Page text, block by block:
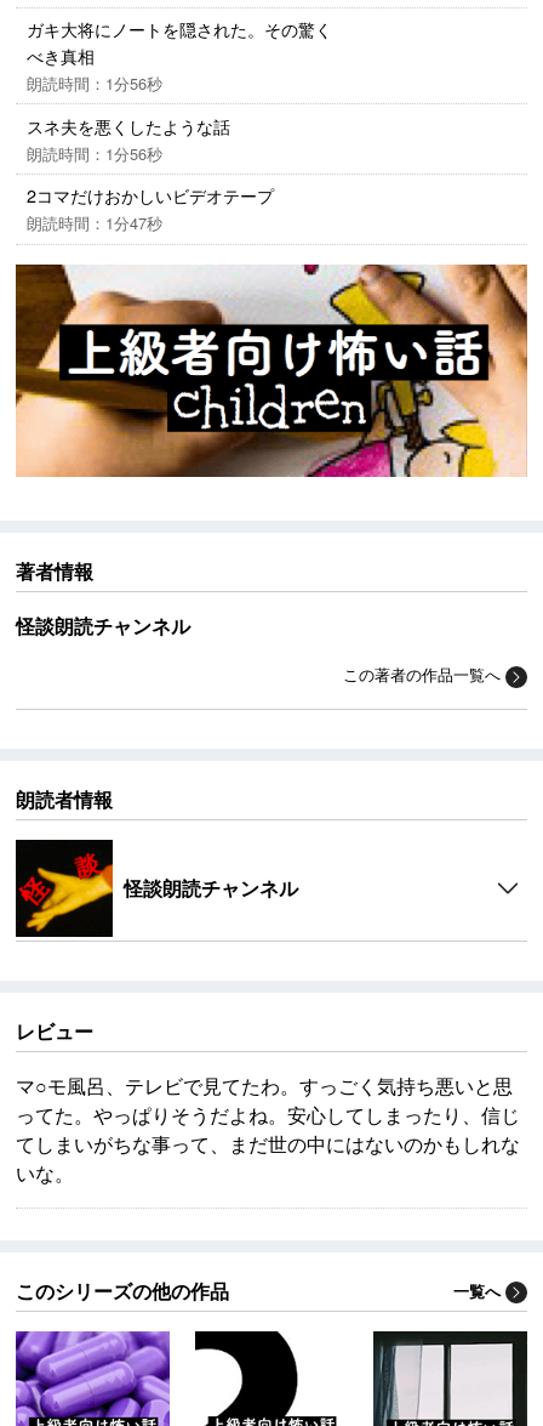
ガキ大将にノートを隠された。その驚く
べき真相
朗読時間：1分56秒
スネ夫を悪くしたような話
朗読時間：1分56秒
2コマだけおかしいビデオテープ
朗読時間：1分47秒
著者情報
怪談朗読チャンネル
この著者の作品一覧へ
朗読者情報
怪談朗読チャンネル
レビュー
マ○モ風呂、テレビで見てたわ。すっごく気持ち悪いと思
ってた。やっぱりそうだよね。安心してしまったり、信じ
てしまいがちな事って、まだ世の中にはないのかもしれな
いな。
このシリーズの他の作品 一覧へ